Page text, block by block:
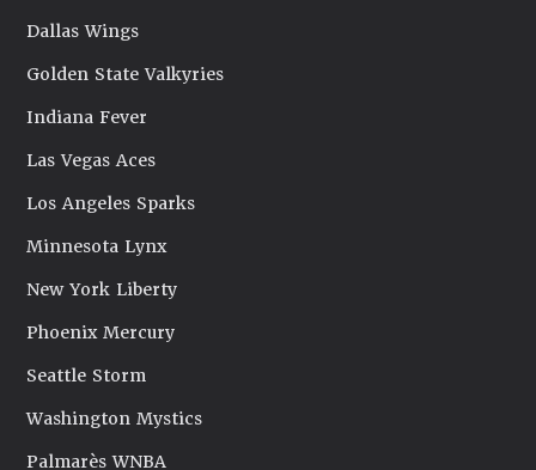
Dallas Wings
Golden State Valkyries
Indiana Fever
Las Vegas Aces
Los Angeles Sparks
Minnesota Lynx
New York Liberty
Phoenix Mercury
Seattle Storm
Washington Mystics
Palmarès WNBA